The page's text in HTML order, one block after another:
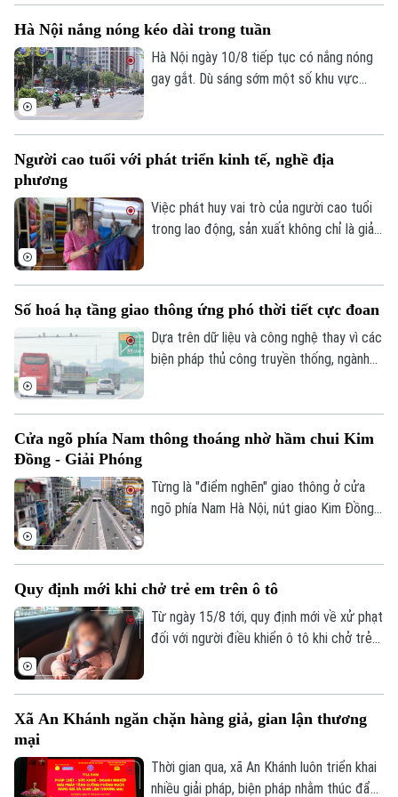
Theo dõi Hà Nội On
Đánh giá
Hướng nghiệp
Di tích
Y tế
Dinh dưỡng
Tư vấn sức khỏe
Thể thao
Bóng đá
Quần vợt
Golf
Giải trí
Sao
Điện ảnh
Thời trang
Đã phát sóng
Hà Nội nắng nóng kéo dài trong tuần
Hà Nội ngày 10/8 tiếp tục có nắng nóng
gay gắt. Dù sáng sớm một số khu vực
tăng cao.
Người cao tuổi với phát triển kinh tế, nghề địa
phương
Việc phát huy vai trò của người cao tuổi
trong lao động, sản xuất không chỉ là giải
kinh tế phát triển bao trùm và bền vững.
Số hoá hạ tầng giao thông ứng phó thời tiết cực đoan
Dựa trên dữ liệu và công nghệ thay vì các
biện pháp thủ công truyền thống, ngành
vào năm 2030, hướng tới 9.000km vào
Cửa ngõ phía Nam thông thoáng nhờ hầm chui Kim
Đồng - Giải Phóng
Từng là "điểm nghẽn" giao thông ở cửa
ngõ phía Nam Hà Nội, nút giao Kim Đồng -
ngắn thời gian di chuyển mà còn tạo động
lực hoàn thiện hạ tầng giao thông, đáp
ứng nhu cầu đi lại ngày càng tăng của
Quy định mới khi chở trẻ em trên ô tô
Từ ngày 15/8 tới, quy định mới về xử phạt
đối với người điều khiển ô tô khi chở trẻ
cáo; để trẻ ngồi cùng hàng ghế với người
Xã An Khánh ngăn chặn hàng giả, gian lận thương
mại
Thời gian qua, xã An Khánh luôn triển khai
nhiều giải pháp, biện pháp nhằm thúc đẩy